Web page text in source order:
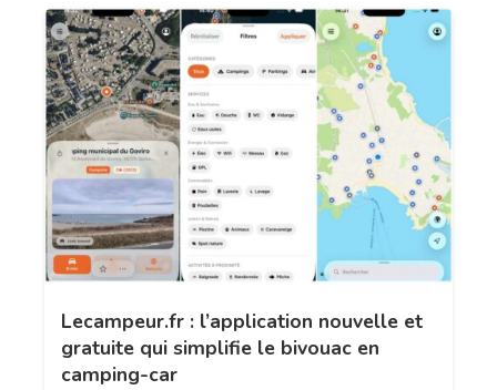
Lecampeur.fr : l’application nouvelle et
gratuite qui simplifie le bivouac en
camping-car